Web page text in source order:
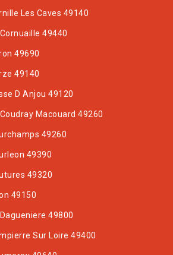
Les Caves 49140
49440
49690
49140
D Anjou 49120
Macouard 49260
49260
49390
49320
49150
49800
Sur Loire 49400